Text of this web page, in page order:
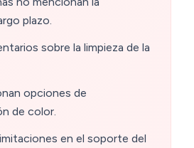
plazo.
sobre la limpieza de la
opciones de
de color.
en el soporte del